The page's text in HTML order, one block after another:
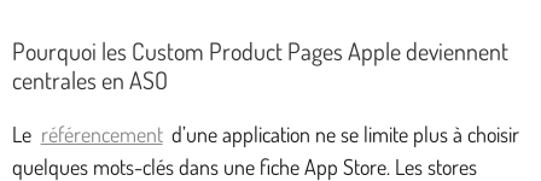
Pourquoi les Custom Product Pages Apple deviennent
centrales en ASO
Le référencement d’une application ne se limite plus à choisir
quelques mots-clés dans une fiche App Store. Les stores